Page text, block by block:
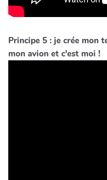
Principe 5 : je crée mon
mon avion et c'est moi !